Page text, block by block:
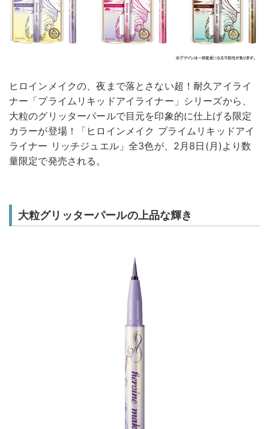
ヒロインメイクの、夜まで落とさない超！耐久アイライ
ナー「プライムリキッドアイライナー」シリーズから、
大粒のグリッターパールで目元を印象的に仕上げる限定
カラーが登場！「ヒロインメイク プライムリキッドアイ
ライナー リッチジュエル」全3色が、2月8日(月)より数
量限定で発売される。
大粒グリッターパールの上品な輝き